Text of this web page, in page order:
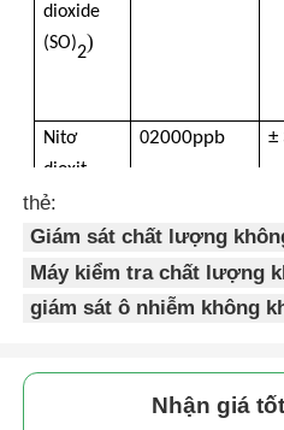
Máy đo độ phát xạ hồng
dioxide
(SO)
2
)
Nitơ
dioxit
(NO)
02000ppb ±
nhiệt độ
-4080°C
±
thẻ:
Giám sát chất lượng
Máy kiểm tra chất lượng
giám sát ô nhiễm không
Nhận giá